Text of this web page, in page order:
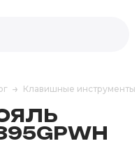
Клавишные инструменты